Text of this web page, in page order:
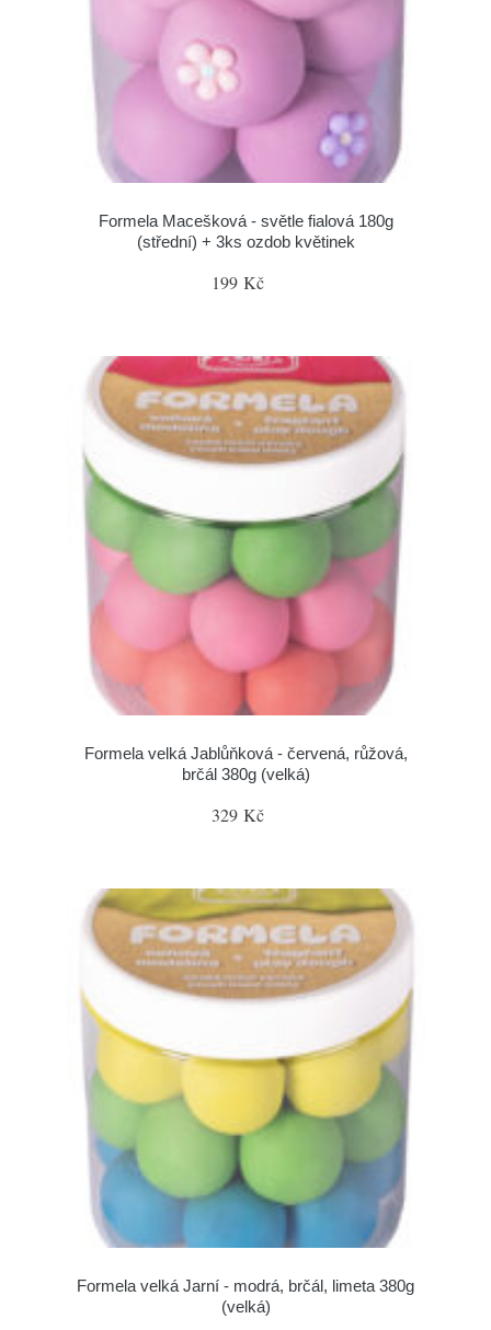
Formela Macešková - světle fialová 180g
(střední) + 3ks ozdob květinek
199 Kč
Formela velká Jablůňková - červená, růžová,
brčál 380g (velká)
329 Kč
Formela velká Jarní - modrá, brčál, limeta 380g
(velká)